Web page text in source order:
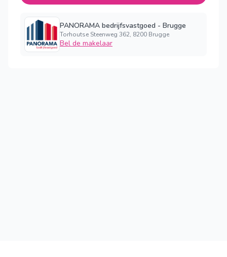
PANORAMA bedrijfsvastgoed - Brugge
Torhoutse Steenweg 362, 8200 Brugge
Bel de makelaar